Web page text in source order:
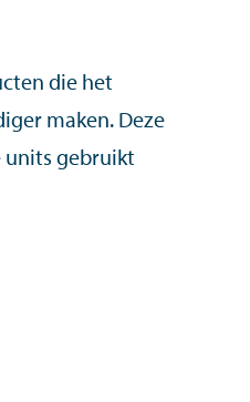
die het
maken. Deze
units gebruikt